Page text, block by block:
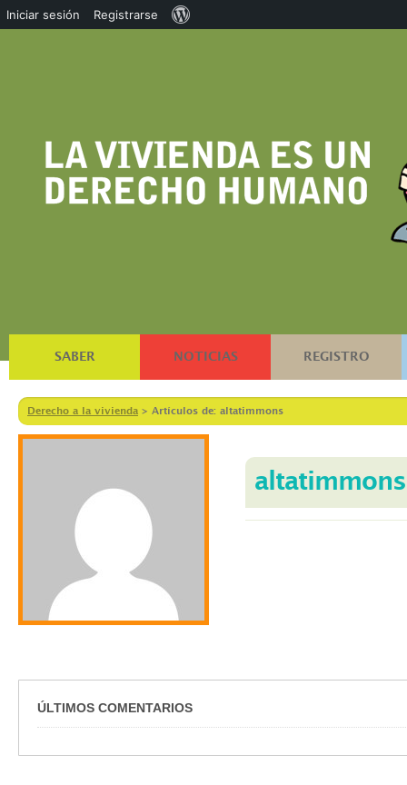
SABER NOTICIAS REGISTRO
Derecho a la vivienda > Artículos de: altatimmons
altatimmons
ÚLTIMOS COMENTARIOS
Iniciar sesión Registrarse